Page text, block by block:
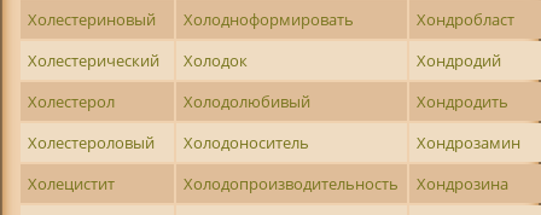
Холестериновый
Холодноформировать
Хондробласт
Холестерический
Холодок
Хондродий
Холестерол
Холодолюбивый
Хондродить
Холестероловый
Холодоноситель
Хондрозамин
Холецистит
Холодопроизводительность
Хондрозина